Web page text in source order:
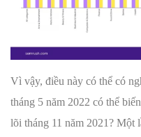
Vì vậy, điều này có thể có
tháng 5 năm 2022 có thể
lõi tháng 11 năm 2021? Một